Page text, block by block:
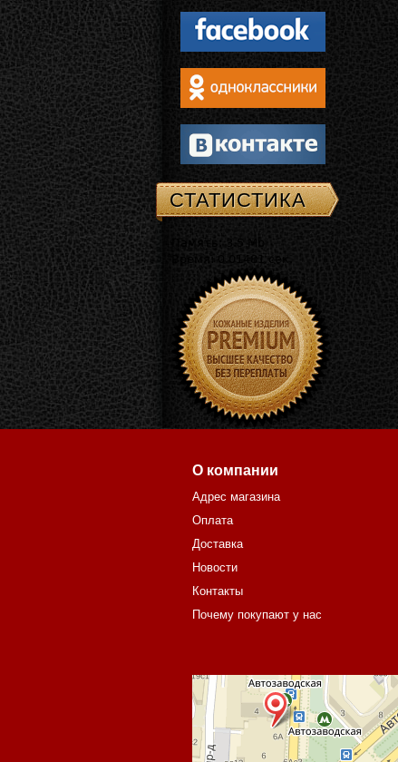
СТАТИСТИКА
Память: 3.5 Mb
Время: 0.01481 сек.
О компании
Адрес магазина
Оплата
Доставка
Новости
Контакты
Почему покупают у нас